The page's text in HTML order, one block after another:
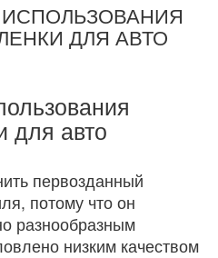
ДЛЯ АВТО
для авто
первозданный
потому что он
разнообразным
низким качеством